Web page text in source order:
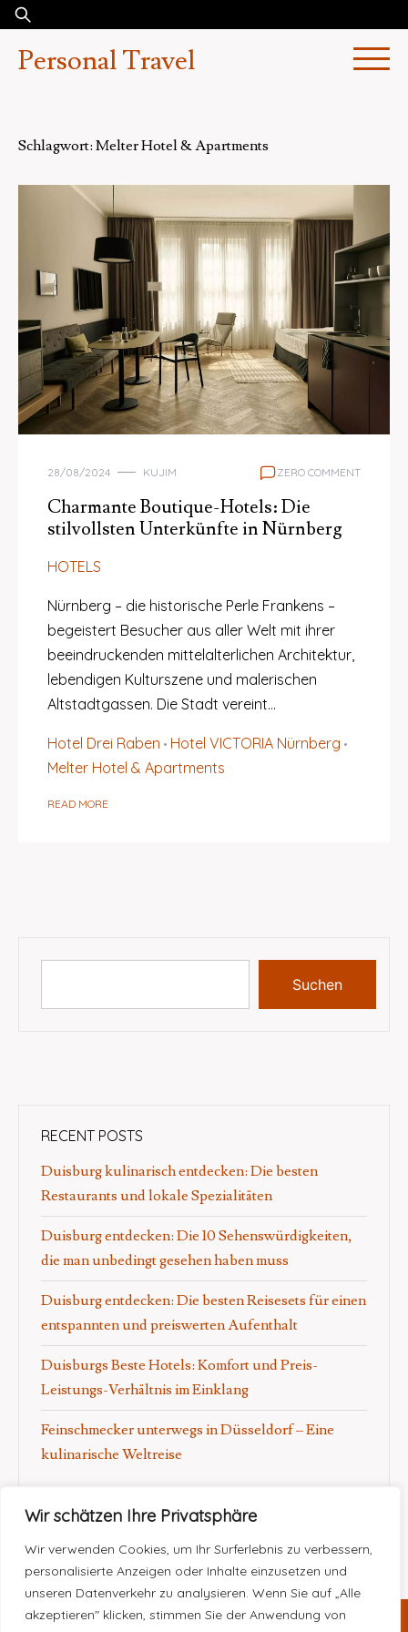
Wir schätzen Ihre Privatsphäre
Wir verwenden Cookies, um Ihr Surferlebnis zu verbessern,
personalisierte Anzeigen oder Inhalte einzusetzen und
unseren Datenverkehr zu analysieren. Wenn Sie auf „Alle
akzeptieren" klicken, stimmen Sie der Anwendung von
Skip
content
Suchen
Personal Travel
Schlagwort: Melter Hotel & Apartments
28/08/2024 KUJIM ZERO COMMENT
Charmante Boutique-Hotels: Die
stilvollsten Unterkünfte in Nürnberg
HOTELS
Nürnberg – die historische Perle Frankens –
begeistert Besucher aus aller Welt mit ihrer
beeindruckenden mittelalterlichen Architektur,
lebendigen Kulturszene und malerischen
Altstadtgassen. Die Stadt vereint…
Hotel Drei Raben
Hotel VICTORIA Nürnberg
Melter Hotel & Apartments
READ MORE
Suchen
RECENT POSTS
Duisburg kulinarisch entdecken: Die besten
Restaurants und lokale Spezialitäten
Duisburg entdecken: Die 10 Sehenswürdigkeiten,
die man unbedingt gesehen haben muss
Duisburg entdecken: Die besten Reisesets für einen
entspannten und preiswerten Aufenthalt
Duisburgs Beste Hotels: Komfort und Preis-
Leistungs-Verhältnis im Einklang
Feinschmecker unterwegs in Düsseldorf – Eine
kulinarische Weltreise